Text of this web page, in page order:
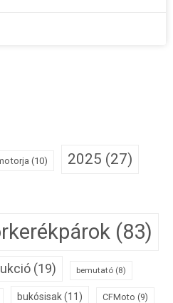
(10) 2025 (27)
(83)
(19) bemutató (8)
bukósisak(11) CFMoto (9)